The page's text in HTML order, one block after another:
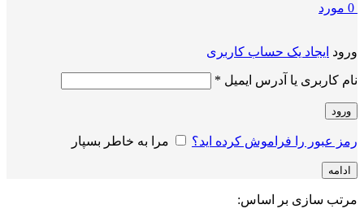
0 مورد
ورود ایجاد یک حساب کاربری
نام کاربری یا آدرس ایمیل *
ورود
رمز عبور را فراموش کرده اید؟ مرا به خاطر بسپار
ادامه
مرتب سازی بر اساس: